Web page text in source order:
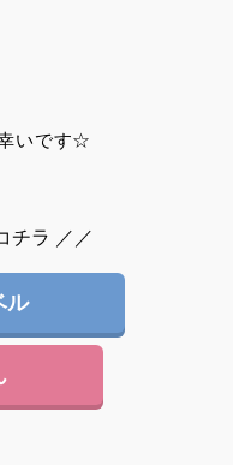
いです☆
チラ ／／
ル